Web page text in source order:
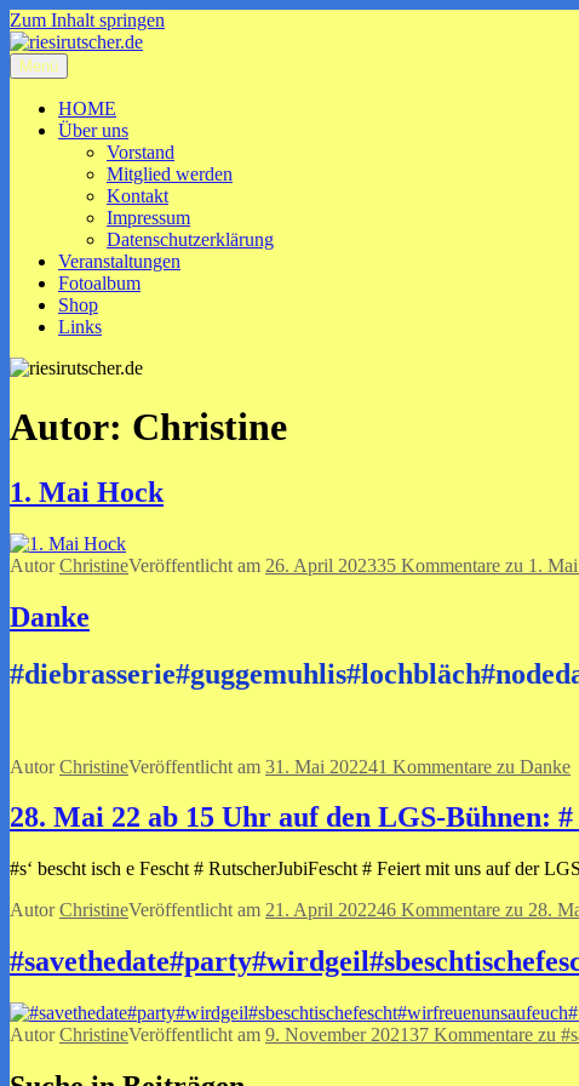
Zum Inhalt springen
riesirutscher.de
Riesirutscher Neuenburg e.V., Fasnachtsverein,
Menü
HOME
Über uns
Vorstand
Mitglied werden
Kontakt
Impressum
Datenschutzerklärung
Veranstaltungen
Fotoalbum
Shop
Links
Autor: Christine
1. Mai Hock
AutorChristineVeröffentlicht am 26. April 202335 Kommentare zu 1.
Danke
AutorChristineVeröffentlicht am 31. Mai 202241 Kommentare zu Danke
28. Mai 22 ab 15 Uhr auf den LGS-Bühnen:
#s‘ bescht isch e Fescht # RutscherJubiFescht # Feiert mit uns auf der
AutorChristineVeröffentlicht am 21. April 202246 Kommentare zu 28.
AutorChristineVeröffentlicht am 9. November 202137 Kommentare zu